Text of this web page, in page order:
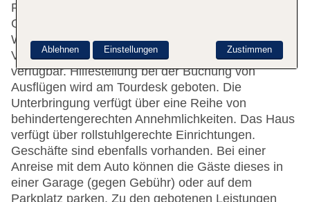
Rezeption ist gerne bei allen Fragen behilflich. Eine
Gepäckaufbewahrung, ein Safe und eine
Wechselstube stehen als Serviceleistungen zur
Verfügung. WLAN ist in den öffentlichen Bereichen
verfügbar. Hilfestellung bei der Buchung von
Ausflügen wird am Tourdesk geboten. Die
Unterbringung verfügt über eine Reihe von
behindertengerechten Annehmlichkeiten. Das Haus
verfügt über rollstuhlgerechte Einrichtungen.
Geschäfte sind ebenfalls vorhanden. Bei einer
Anreise mit dem Auto können die Gäste dieses in
einer Garage (gegen Gebühr) oder auf dem
Parkplatz parken. Zu den gebotenen Leistungen
Zustimmen
Ablehnen Einstellungen